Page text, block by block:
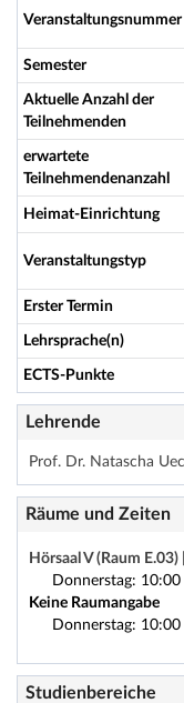
Veranstaltungsnummer
Semester
Aktuelle Anzahl der
Teilnehmenden
erwartete
Teilnehmendenanzahl
Heimat-Einrichtung
Veranstaltungstyp
Erster Termin
Lehrsprache(n)
ECTS-Punkte
Lehrende
Prof. Dr. Natascha
Räume und Zeiten
Hörsaal V (Raum E.03)
Donnerstag:
Keine Raumangabe
Donnerstag:
Studienbereiche